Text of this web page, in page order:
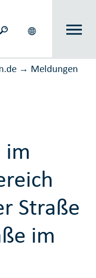
→ Meldungen
im
Straße
im